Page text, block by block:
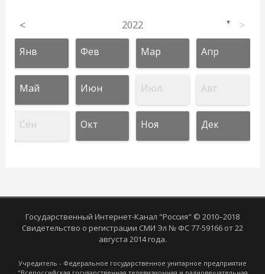
< 2022 ▼ >
Янв Фев Мар Апр
Май Июн Июл Авг
Сен Окт Ноя Дек
Государственный Интернет-Канал "Россия" © 2010–2018
Свидетельство о регистрации СМИ Эл № ФС 77-59166 от 22
августа 2014 года.
Учредитель - Федеральное государственное унитарное предприятие